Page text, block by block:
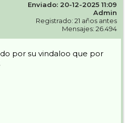
Enviado: 20-12-2025 11:09
Admin
Registrado: 21 años antes
Mensajes: 26.494
por su vindaloo que por